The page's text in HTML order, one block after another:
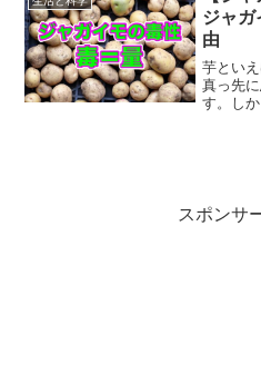
ジャガ
由
芋とい
真っ先
す。し
イモは
スポンサ